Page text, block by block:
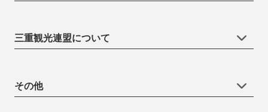
三重観光連盟について
その他